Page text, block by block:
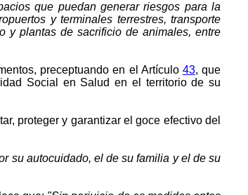
que puedan generar riesgos para la
y terminales terrestres, transporte
y plantas de sacrificio de animales, entre
preceptuando en el Artículo 43, que
Social en Salud en el territorio de su
proteger y garantizar el goce efectivo del
su autocuidado, el de su familia y el de su